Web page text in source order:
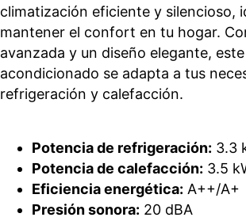
climatización eficiente y silencioso,
mantener el confort en tu hogar.
avanzada y un diseño elegante,
acondicionado se adapta a tus
refrigeración y calefacción.
Potencia de refrigeración: 3.3
Potencia de calefacción: 3.5
Eficiencia energética: A++/A+
Presión sonora: 20 dBA